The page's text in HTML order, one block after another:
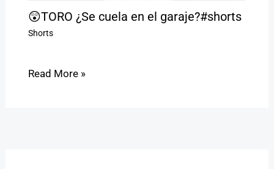
😲TORO ¿Se cuela en el garaje?#shorts
Shorts
Read More »